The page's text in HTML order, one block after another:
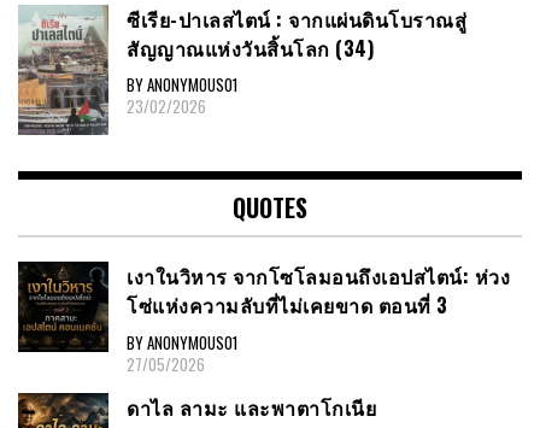
ซีเรีย​-ปาเลสไตน์​ : จากแผ่นดินโบราณสู่
สัญญาณ​แห่งวันสิ้นโลก​ (34)
BY ANONYMOUS01
23/02/2026
QUOTES
เงาในวิหาร จากโซโลมอนถึงเอปสไตน์: ห่วง
โซ่แห่งความลับที่ไม่เคยขาด ตอนที่ 3
BY ANONYMOUS01
27/05/2026
ดาไล ลามะ และพาตาโกเนีย